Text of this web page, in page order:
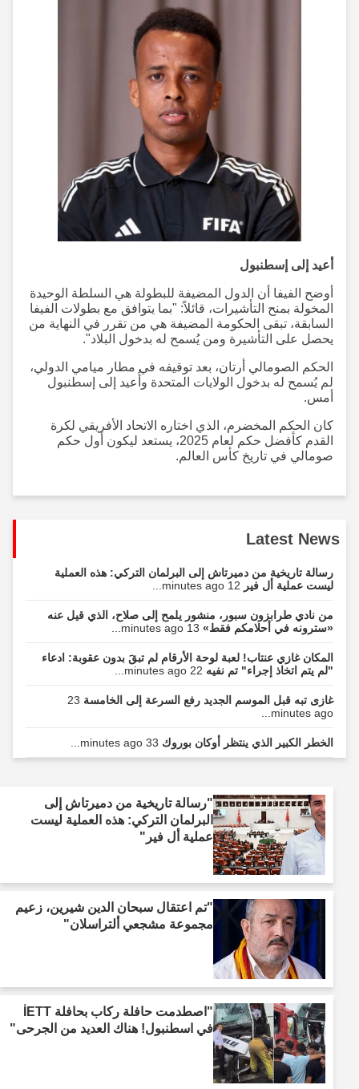
أعيد إلى إسطنبول
أوضح الفيفا أن الدول المضيفة للبطولة هي السلطة الوحيدة
المخولة بمنح التأشيرات، قائلاً: "بما يتوافق مع بطولات الفيفا
السابقة، تبقى الحكومة المضيفة هي من تقرر في النهاية من
يحصل على التأشيرة ومن يُسمح له بدخول البلاد".
الحكم الصومالي أرتان، بعد توقيفه في مطار ميامي الدولي،
لم يُسمح له بدخول الولايات المتحدة وأُعيد إلى إسطنبول
أمس.
كان الحكم المخضرم، الذي اختاره الاتحاد الأفريقي لكرة
القدم كأفضل حكم لعام 2025، يستعد ليكون أول حكم
صومالي في تاريخ كأس العالم.
Latest News
رسالة تاريخية من دميرتاش إلى البرلمان التركي: هذه العملية
ليست عملية أل فير12 minutes ago...
من نادي طرابزون سبور، منشور يلمح إلى صلاح، الذي قيل عنه
«سترونه في أحلامكم فقط»13 minutes ago...
المكان غازي عنتاب! لعبة لوحة الأرقام لم تبقَ بدون عقوبة: ادعاء
"لم يتم اتخاذ إجراء" تم نفيه22 minutes ago...
غازی تبه قبل الموسم الجديد رفع السرعة إلى الخامسة23
minutes ago...
الخطر الكبير الذي ينتظر أوكان بوروك33 minutes ago...
"رسالة تاريخية من دميرتاش إلى
البرلمان التركي: هذه العملية ليست
عملية أل فير"
"تم اعتقال سبحان الدين شيرين، زعيم
مجموعة مشجعي ألتراسلان"
"اصطدمت حافلة ركاب بحافلة İETT
في اسطنبول! هناك العديد من الجرحى"